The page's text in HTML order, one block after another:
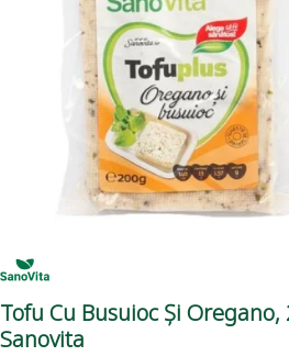
Tofu Cu Busuioc Și Oregano,
Sanovita